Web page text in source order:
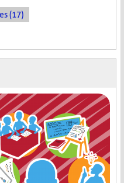
(17)